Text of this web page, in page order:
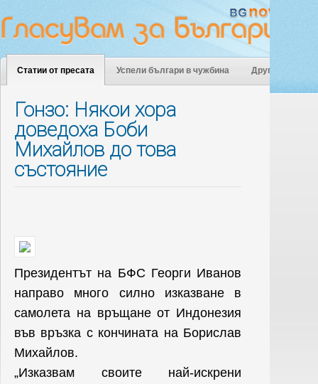
Статии от пресата Успели българи в чужбина Други
Гонзо: Някои хора
доведоха Боби
Михайлов до това
състояние
Президентът на БФС Георги Иванов
направо много силно изказване в
самолета на връщане от Индонезия
във връзка с кончината на Борислав
Михайлов.
„Изказвам своите най-искрени